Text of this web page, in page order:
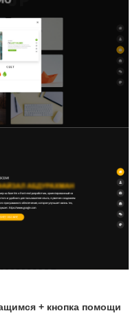
+ кнопка помощи